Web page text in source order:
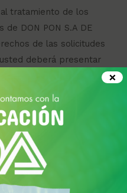
tratamiento de los
DON PON S.A DE
de las solicitudes
deberá presentar
indicar su nombre y
en el que se desea
con el trámite,
de los documentos con
×